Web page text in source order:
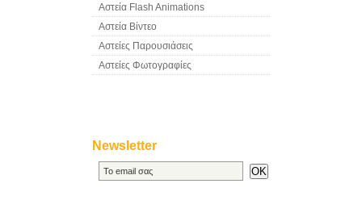
Αστεία Flash Animations
Αστεία Βίντεο
Αστείες Παρουσιάσεις
Αστείες Φωτογραφίες
Newsletter